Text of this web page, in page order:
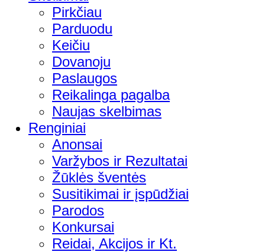
Pirkčiau
Parduodu
Keičiu
Dovanoju
Paslaugos
Reikalinga pagalba
Naujas skelbimas
Renginiai
Anonsai
Varžybos ir Rezultatai
Žūklės šventės
Susitikimai ir įspūdžiai
Parodos
Konkursai
Reidai, Akcijos ir Kt.